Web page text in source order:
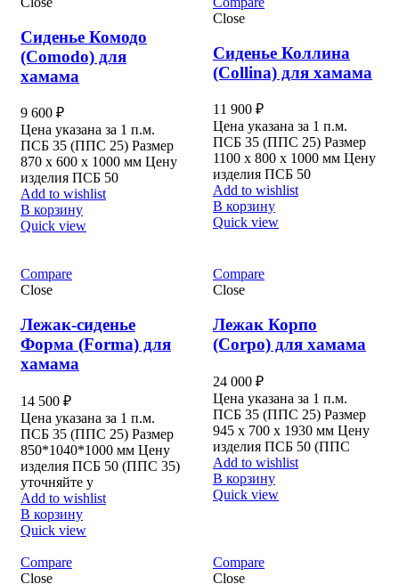
Сиденье Комодо
(Comodo) для
хамама
9 600 ₽
Цена указана за 1 п.м.
ПСБ 35 (ППС 25) Размер
870 х 600 х 1000 мм Цену
изделия ПСБ 50
Add to wishlist
В корзину
Quick view
Close
Сиденье Коллина
(Collina) для хамама
11 900 ₽
Цена указана за 1 п.м.
ПСБ 35 (ППС 25) Размер
1100 х 800 х 1000 мм Цену
изделия ПСБ 50
Add to wishlist
В корзину
Quick view
Compare
Close
Лежак-сиденье
Форма (Forma) для
хамама
14 500 ₽
Цена указана за 1 п.м.
ПСБ 35 (ППС 25) Размер
850*1040*1000 мм Цену
изделия ПСБ 50 (ППС 35)
уточняйте у
Add to wishlist
В корзину
Quick view
Compare
Close
Лежак Корпо
(Corpo) для хамама
24 000 ₽
Цена указана за 1 п.м.
ПСБ 35 (ППС 25) Размер
945 х 700 х 1930 мм Цену
изделия ПСБ 50 (ППС
Add to wishlist
В корзину
Quick view
Compare
Close
Compare
Close